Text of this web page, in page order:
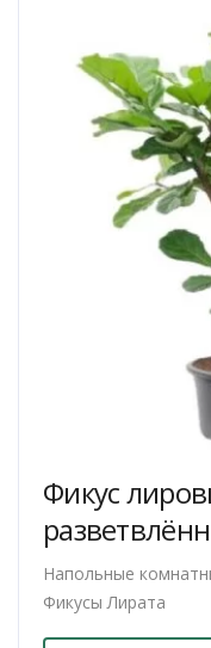
Фикус
Напольные
Фикусы Лирата